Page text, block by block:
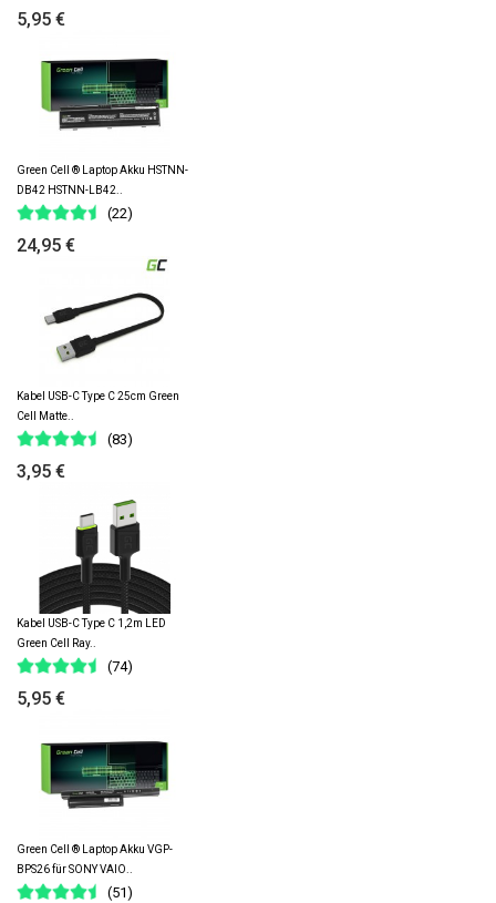
5,95 €
Green Cell ® Laptop Akku HSTNN-
DB42 HSTNN-LB42..
(22)
24,95 €
Kabel USB-C Type C 25cm Green
Cell Matte..
(83)
3,95 €
Kabel USB-C Type C 1,2m LED
Green Cell Ray..
(74)
5,95 €
Green Cell ® Laptop Akku VGP-
BPS26 für SONY VAIO..
(51)